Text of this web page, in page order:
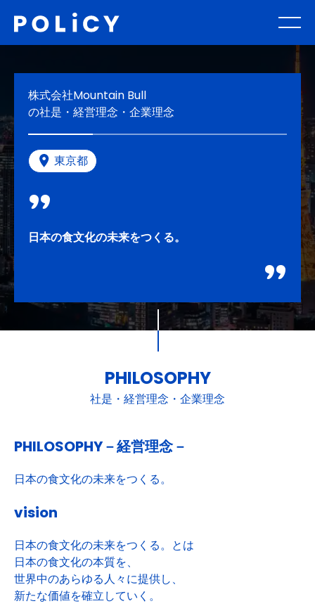
株式会社Mountain Bull
の社是・経営理念・企業理念
東京都
日本の食文化の未来をつくる。
PHILOSOPHY
社是・経営理念・企業理念
PHILOSOPHY－経営理念－
日本の食文化の未来をつくる。
vision
日本の食文化の未来をつくる。とは
日本の食文化の本質を、
世界中のあらゆる人々に提供し、
新たな価値を確立していく。